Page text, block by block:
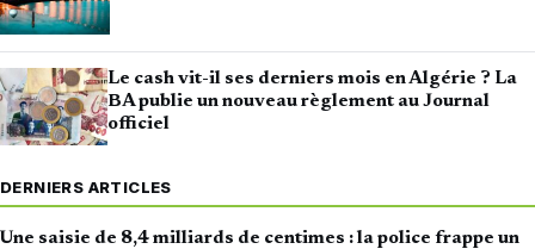
Le cash vit-il ses derniers mois en Algérie ? La
BA publie un nouveau règlement au Journal
officiel
DERNIERS ARTICLES
Une saisie de 8,4 milliards de centimes : la police frappe un